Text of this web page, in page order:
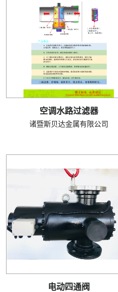
空调水路过滤器
诸暨斯贝达金属有限公司
电动四通阀